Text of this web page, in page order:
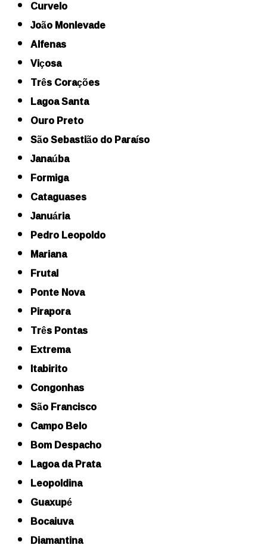
Curvelo
João Monlevade
Alfenas
Viçosa
Três Corações
Lagoa Santa
Ouro Preto
São Sebastião do Paraíso
Janaúba
Formiga
Cataguases
Januária
Pedro Leopoldo
Mariana
Frutal
Ponte Nova
Pirapora
Três Pontas
Extrema
Itabirito
Congonhas
São Francisco
Campo Belo
Bom Despacho
Lagoa da Prata
Leopoldina
Guaxupé
Bocaiuva
Diamantina